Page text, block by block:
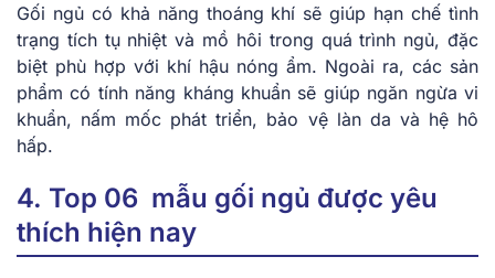
Gối ngủ có khả năng thoáng khí sẽ giúp hạn chế tình
trạng tích tụ nhiệt và mồ hôi trong quá trình ngủ, đặc
biệt phù hợp với khí hậu nóng ẩm. Ngoài ra, các sản
phẩm có tính năng kháng khuẩn sẽ giúp ngăn ngừa vi
khuẩn, nấm mốc phát triển, bảo vệ làn da và hệ hô
hấp.
4. Top 06 mẫu gối ngủ được yêu
thích hiện nay